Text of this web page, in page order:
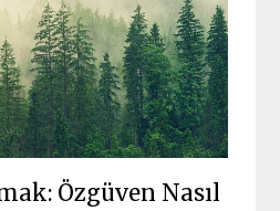
Özgüven Nasıl